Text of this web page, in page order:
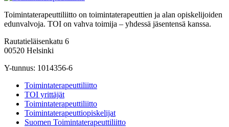
Toimintaterapeuttiliitto on toimintaterapeuttien ja alan opiskelijoiden
edunvalvoja. TOI on vahva toimija – yhdessä jäsentensä kanssa.
Rautatieläisenkatu 6
00520 Helsinki
Y-tunnus: 1014356-6
Toimintaterapeuttiliitto
TOI yrittäjät
Toimintaterapeuttiliitto
Toimintaterapeuttiopiskelijat
Suomen Toimintaterapeuttiliitto